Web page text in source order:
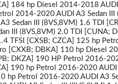
184 hp Diesel 2014-2018
2014-2020 AUDI A3 Sedan III
Sedan III (8VS,8VM) 1.6 TDI
III (8VS,8VM) 2.0 TDI [CUNA;
TFSI [CXSB; CZCA] 125 hp
[CXXB; DBKA] 110 hp Diesel
DKZA] 190 HP Petrol 2016-
190 hp Petrol 2016-2020 AUDI
hp Petrol 2016-2020 AUDI A3